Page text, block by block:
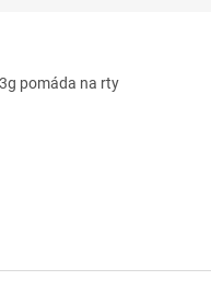
pomáda na rty